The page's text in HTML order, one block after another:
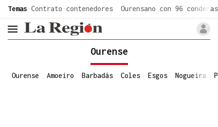
Temas Contrato contenedores Ourensano con 96 condenas
header.menu.open
Ourense
Ourense Amoeiro Barbadás Coles Esgos Nogueira